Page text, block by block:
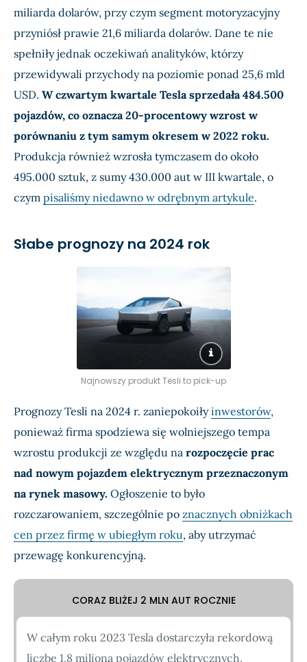
miliarda dolarów, przy czym segment motoryzacyjny
przyniósł prawie 21,6 miliarda dolarów. Dane te nie
spełniły jednak oczekiwań analityków, którzy
przewidywali przychody na poziomie ponad 25,6 mld
USD. W czwartym kwartale Tesla sprzedała 484.500
pojazdów, co oznacza 20-procentowy wzrost w
porównaniu z tym samym okresem w 2022 roku.
Produkcja również wzrosła tymczasem do około
495.000 sztuk, z sumy 430.000 aut w III kwartale, o
czym pisaliśmy niedawno w odrębnym artykule.
Słabe prognozy na 2024 rok
Najnowszy produkt Tesli to pick-up
Prognozy Tesli na 2024 r. zaniepokoiłyinwestorów,
ponieważ firma spodziewa się wolniejszego tempa
wzrostu produkcji ze względu na rozpoczęcie prac
nad nowym pojazdem elektrycznym przeznaczonym
na rynek masowy. Ogłoszenie to było
rozczarowaniem, szczególnie po znacznych obniżkach
cen przez firmę w ubiegłym roku, aby utrzymać
przewagę konkurencyjną.
CORAZ BLIŻEJ 2 MLN AUT ROCZNIE
W całym roku 2023 Tesla dostarczyła rekordową
liczbę 1,8 miliona pojazdów elektrycznych,